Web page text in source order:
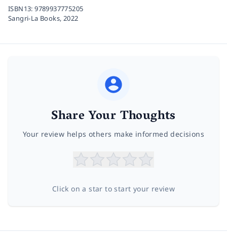
ISBN13:9789937775205
Sangri-La Books, 2022
Share Your Thoughts
Your review helps others make informed decisions
Click on a star to start your review